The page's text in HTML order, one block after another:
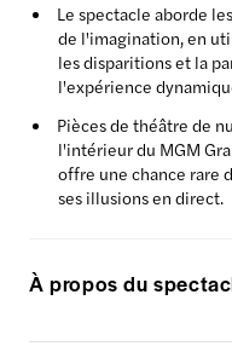
Le spectacle aborde
de l'imagination, en
les disparitions et la
l'expérience
Pièces de théâtre de
l'intérieur du MGM
offre une chance rare
ses illusions en direct.
À propos du